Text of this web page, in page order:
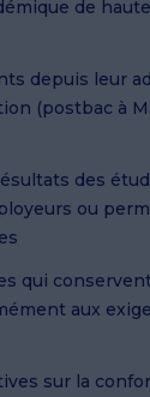
de
depuis leur
(postbac à
des
ou
qui
aux
sur la